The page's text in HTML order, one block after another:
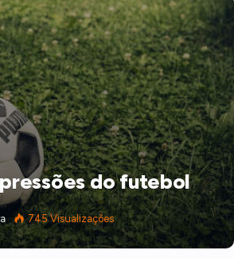
do futebol
745Visualizações